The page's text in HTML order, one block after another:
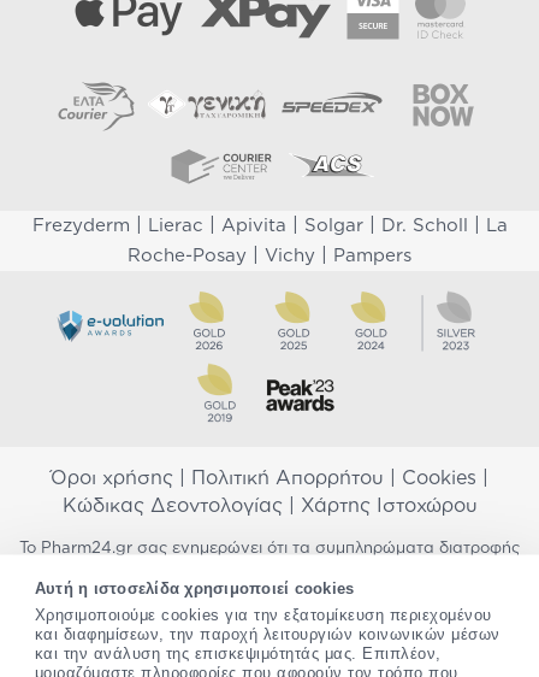
Αυτή η ιστοσελίδα χρησιμοποιεί cookies
Χρησιμοποιούμε cookies για την εξατομίκευση περιεχομένου
και διαφημίσεων, την παροχή λειτουργιών κοινωνικών μέσων
και την ανάλυση της επισκεψιμότητάς μας. Επιπλέον,
μοιραζόμαστε πληροφορίες που αφορούν τον τρόπο που
Frezyderm Lierac Apivita Solgar| Dr. Scholl
La
Roche-Posay
Vichy Pampers
Όροι χρήσης Πολιτική Απορρήτου Cookies
Κώδικας Δεοντολογίας| Χάρτης Ιστοχώρου
Το Pharm24.gr σας ενημερώνει ότι τα συμπληρώματα διατροφής
προορίζονται για την πρόληψη, αγωγή ή θεραπεία ανθρώπινης
νόσου. Συμβουλευτείτε τον γιατρό σας εάν είστε έγκυος,
θηλάζετε, ακολουθείτε παράλληλα φαρμακευτική αγωγή ή
αντιμετωπίζετε προβλήματα υγείας πριν χρησιμοποιήσετε